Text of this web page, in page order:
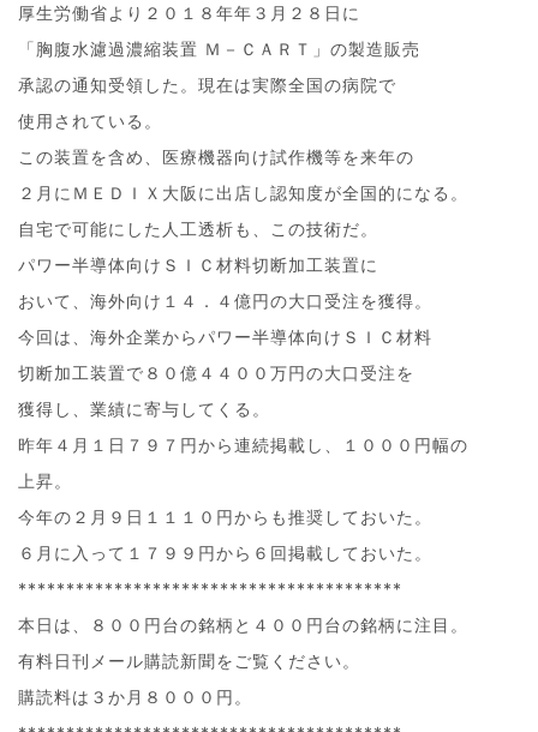
厚生労働省より２０１８年年３月２８日に
「胸腹水濾過濃縮装置 Ｍ－ＣＡＲＴ」の製造販売
承認の通知受領した。現在は実際全国の病院で
使用されている。
この装置を含め、医療機器向け試作機等を来年の
２月にＭＥＤＩＸ大阪に出店し認知度が全国的になる。
自宅で可能にした人工透析も、この技術だ。
パワー半導体向けＳＩＣ材料切断加工装置に
おいて、海外向け１４．４億円の大口受注を獲得。
今回は、海外企業からパワー半導体向けＳＩＣ材料
切断加工装置で８０億４４００万円の大口受注を
獲得し、業績に寄与してくる。
昨年４月１日７９７円から連続掲載し、１０００円幅の
上昇。
今年の２月９日１１１０円からも推奨しておいた。
６月に入って１７９９円から６回掲載しておいた。
****************************************
本日は、８００円台の銘柄と４００円台の銘柄に注目。
有料日刊メール購読新聞をご覧ください。
購読料は３か月８０００円。